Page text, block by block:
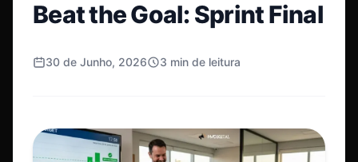
Beat the Goal: Sprint Final
30 de Junho, 2026 3 min de leitura